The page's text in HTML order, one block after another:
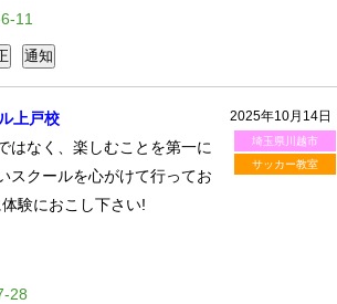
11
2025年10月14日
埼玉県川越市
サッカー教室
上戸校
はなく、楽しむことを第一に
スクールを心がけて行ってお
験におこし下さい!
28